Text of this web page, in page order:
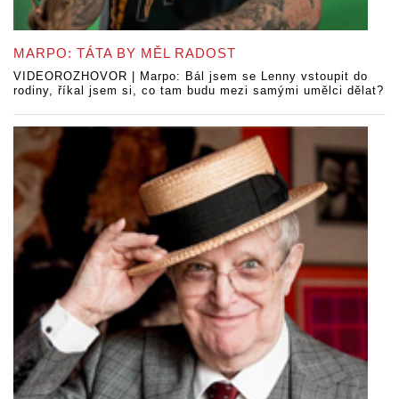
MARPO: TÁTA BY MĚL RADOST
VIDEOROZHOVOR | Marpo: Bál jsem se Lenny vstoupit do
rodiny, říkal jsem si, co tam budu mezi samými umělci dělat?